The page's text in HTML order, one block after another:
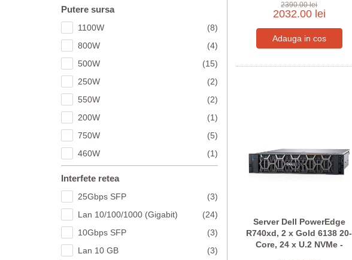
Putere sursa
1100W
(8)
800W
(4)
500W
(15)
250W
(2)
550W
(2)
200W
(1)
750W
(5)
460W
(1)
Interfete retea
25Gbps SFP
(3)
Lan 10/100/1000 (Gigabit)
(24)
10Gbps SFP
(3)
Lan 10 GB
(3)
2390.00 lei
2032.00 lei
Server Dell PowerEdge
R740xd, 2 x Gold 6138 20-
Core, 24 x U.2 NVMe -